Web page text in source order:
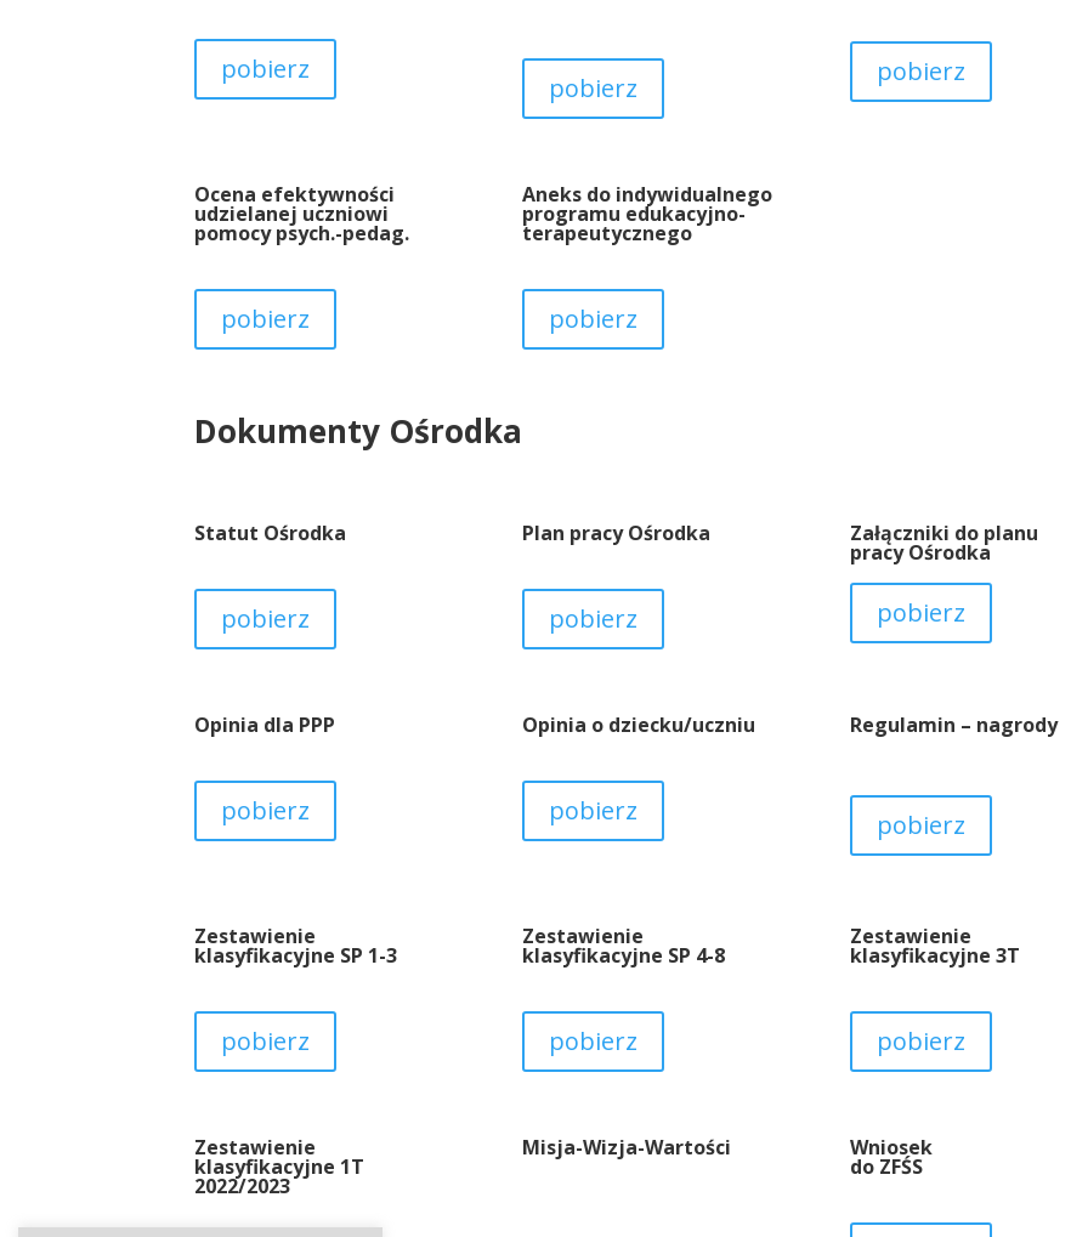
pobierz
pobierz
pobierz
Ocena efektywności
udzielanej uczniowi
pomocy psych.-pedag.
pobierz
Aneks do indywidualnego
programu edukacyjno-
terapeutycznego
pobierz
Dokumenty Ośrodka
Statut Ośrodka
pobierz
Plan pracy Ośrodka
pobierz
Załączniki do planu
pracy Ośrodka
pobierz
Opinia dla PPP
pobierz
Opinia o dziecku/uczniu
pobierz
Regulamin – nagrody
pobierz
Zestawienie
klasyfikacyjne SP 1-3
pobierz
Zestawienie
klasyfikacyjne SP 4-8
pobierz
Zestawienie
klasyfikacyjne 3T
pobierz
Zestawienie
klasyfikacyjne 1T
2022/2023
Misja-Wizja-Wartości Wniosek
do ZFŚS